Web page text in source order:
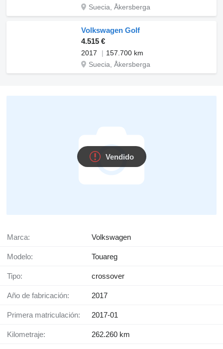
Suecia, Åkersberga
Volkswagen Golf
4.515 €
2017
157.700 km
Suecia, Åkersberga
Vendido
Marca: Volkswagen
Modelo: Touareg
Tipo: crossover
Año de fabricación: 2017
Primera matriculación: 2017-01
Kilometraje: 262.260 km